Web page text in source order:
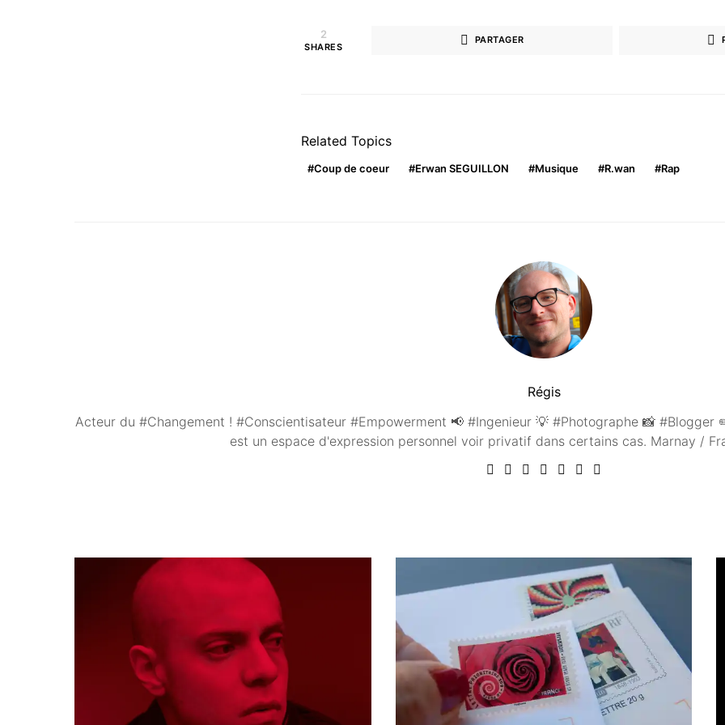
2
SHARES
PARTAGER
Related Topics
Coup de coeur Erwan SEGUILLON Musique R.wan Rap
Régis
Acteur du #Changement ! #Conscientisateur #Empowerment 📢 #Ingenieur 💡 #Photographe 📸
est un espace d'expression personnel voir privatif dans certains cas. Marnay /